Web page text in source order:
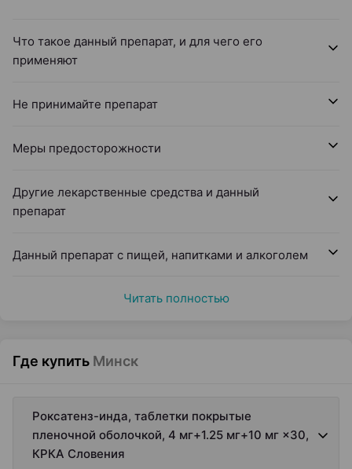
Что такое данный препарат, и для чего его
применяют
Не принимайте препарат
Меры предосторожности
Другие лекарственные средства и данный
препарат
Данный препарат с пищей, напитками и алкоголем
Читать полностью
Где купить Минск
Роксатенз-инда, таблетки покрытые
пленочной оболочкой, 4 мг+1.25 мг+10 мг ×30,
КРКА Словения